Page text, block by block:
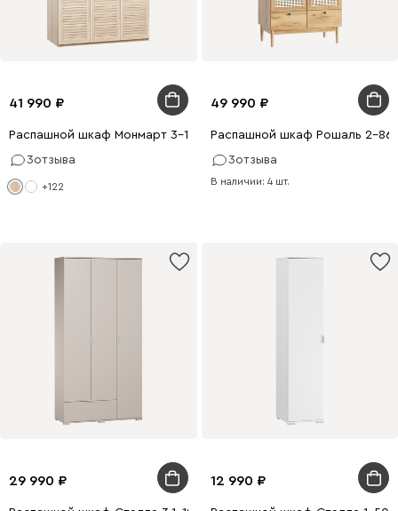
41 990
Распашной шкаф Монмарт 3-120x220 Дуб Сонома
3отзыва
+122
49 990
Распашной шкаф Рошаль 2-
3отзыва
В наличии: 4 шт.
29 990 12 990